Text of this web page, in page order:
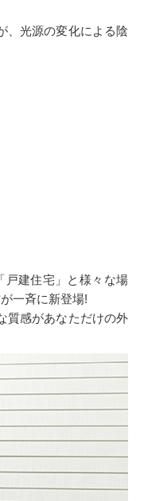
、光源の変化による陰
戸建住宅」と様々な場
一斉に新登場!
質感があなただけの外